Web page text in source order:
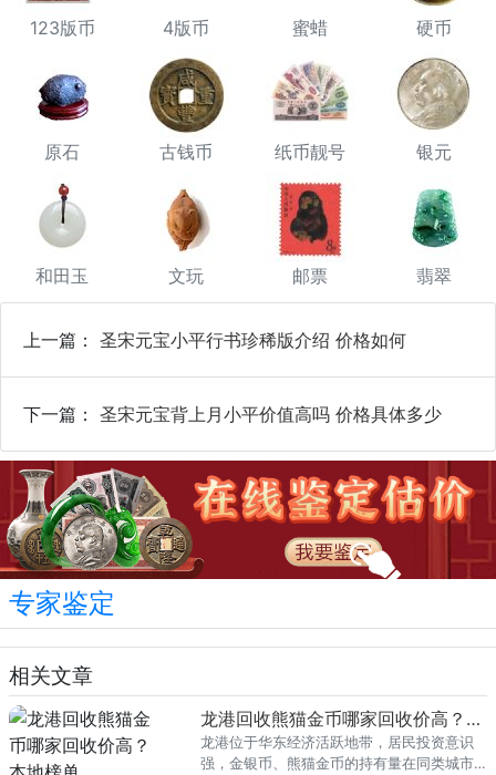
123版币 4版币 蜜蜡 硬币
原石 古钱币 纸币靓号 银元
和田玉 文玩 邮票 翡翠
上一篇： 圣宋元宝小平行书珍稀版介绍 价格如何
下一篇： 圣宋元宝背上月小平价值高吗 价格具体多少
专家鉴定
相关文章
龙港回收熊猫金币哪家回收价高？本地榜单
龙港位于华东经济活跃地带，居民投资意识
强，金银币、熊猫金币的持有量在同类城市